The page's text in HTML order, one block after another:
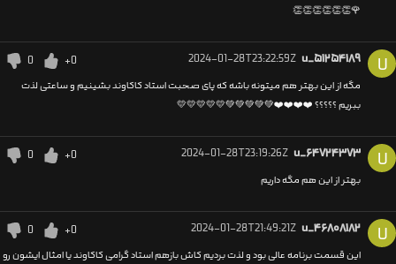
🌹👏👏👏👏👏👏
U u_۵۱۲۵۴۱۸۹ 2024-01-28T23:22:59Z
+0
0
مگه از این بهتر هم میتونه باشه که پای صحبت استاد کاکاوند بشینیم و ساعتی لذت
ببریم ؟؟؟؟؟ ❤️❤️❤️❤️💚💚💚💚💚💛💛💛💛💛
U u_۶۴۷۲۴۳۷۳ 2024-01-28T23:19:26Z
+0
0
بهتر از این هم مگه داریم
U u_۴۶۸۰۸۱۸۲ 2024-01-28T21:49:21Z
+0
0
این قسمت برنامه عالی بود و لذت بردیم کاش بازهم استاد گرامی کاکاوند یا امثال ایشون رو